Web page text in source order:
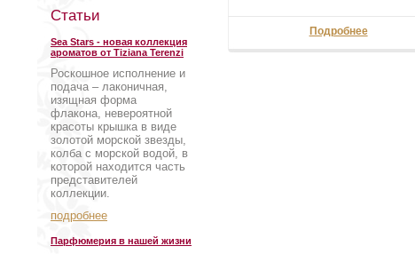
Статьи
Sea Stars - новая коллекция
ароматов от Tiziana Terenzi
Роскошное исполнение и
подача – лаконичная,
изящная форма
флакона, невероятной
красоты крышка в виде
золотой морской звезды,
колба с морской водой, в
которой находится часть
представителей
коллекции.
подробнее
Парфюмерия в нашей жизни
Подробнее